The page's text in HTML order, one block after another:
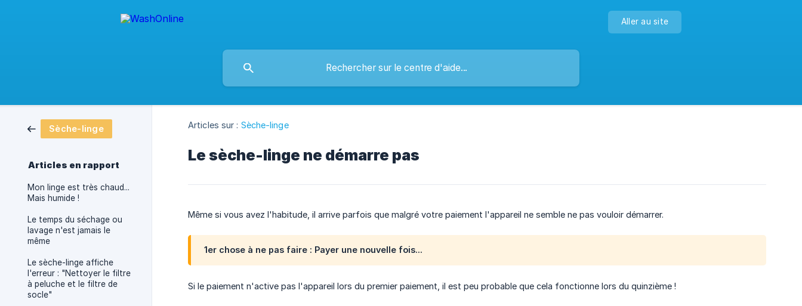
Aller au site
Sèche-linge
Articles en rapport
Mon linge est très chaud...
Mais humide !
Le temps du séchage ou
lavage n'est jamais le
même
Le sèche-linge affiche
l'erreur : "Nettoyer le filtre
à peluche et le filtre de
socle"
Articles sur : Sèche-linge
Le sèche-linge ne démarre pas
Même si vous avez l'habitude, il arrive parfois que malgré votre paiement l'appareil ne semble ne pas vouloir démarrer.
1er chose à ne pas faire : Payer une nouvelle fois...
Si le paiement n'active pas l'appareil lors du premier paiement, il est peu probable que cela fonctionne lors du quinzième !